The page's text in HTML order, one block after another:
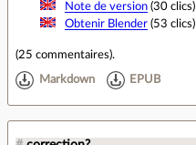
Note de version(30 clics)
Obtenir Blender(53 clics)
(25 commentaires).
Markdown EPUB